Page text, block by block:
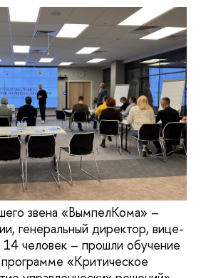
звена «ВымпелКома» –
генеральный директор, вице-
14 человек – прошли обучение
«Критическое